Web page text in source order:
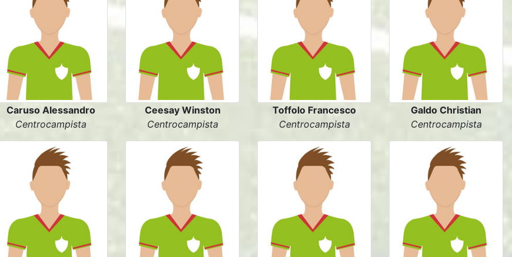
Caruso Alessandro
Centrocampista
Ceesay Winston
Centrocampista
Toffolo Francesco
Centrocampista
Galdo Christian
Centrocampista